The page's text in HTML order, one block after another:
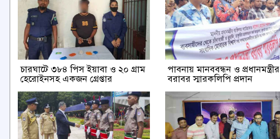
চারঘাটে ৩৮৪ পিস ইয়াবা ও ২০ গ্রাম
হেরোইনসহ একজন গ্রেপ্তার
পাবনায় মানববন্ধন ও প্রধানমন্ত্রীর
বরাবর স্মারকলিপি প্রদান